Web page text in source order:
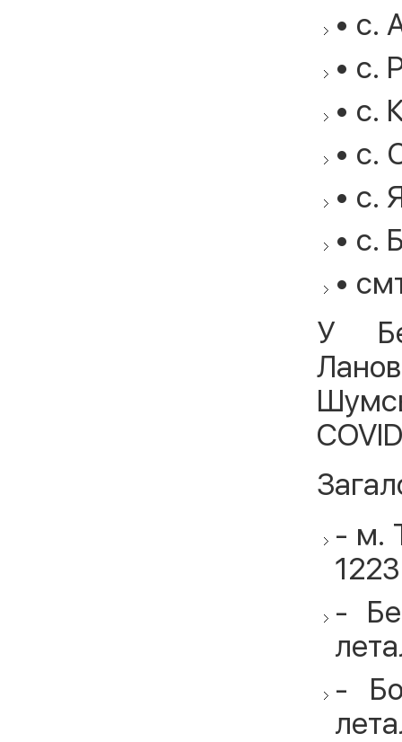
• с.
• с.
• с.
• с.
• с.
• с.
•
У
- м.
-
-